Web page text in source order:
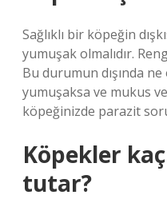
Sağlıklı bir köpeğin
yumuşak olmalıdır.
Bu durumun dışında ne
yumuşaksa ve mukus
köpeğinizde parazit
Köpekler
tutar?